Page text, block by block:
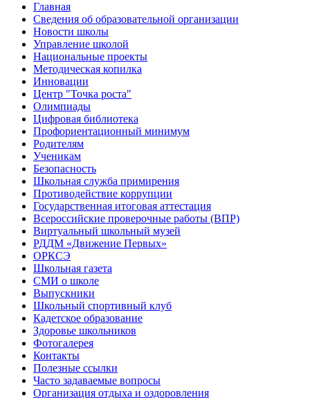
Главная
Сведения об образовательной организации
Новости школы
Управление школой
Национальные проекты
Методическая копилка
Инновации
Центр "Точка роста"
Олимпиады
Цифровая библиотека
Профориентационный минимум
Родителям
Ученикам
Безопасность
Школьная служба примирения
Противодействие коррупции
Государственная итоговая аттестация
Всероссийские проверочные работы (ВПР)
Виртуальный школьный музей
РДДМ «Движение Первых»
ОРКСЭ
Школьная газета
СМИ о школе
Выпускники
Школьный спортивный клуб
Кадетское образование
Здоровье школьников
Фотогалерея
Контакты
Полезные ссылки
Часто задаваемые вопросы
Организация отдыха и оздоровления